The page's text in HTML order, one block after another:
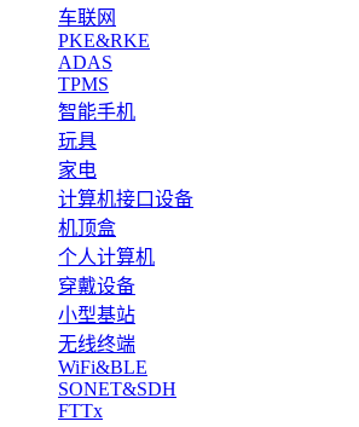
车联网
PKE&RKE
ADAS
TPMS
智能手机
玩具
家电
计算机接口设备
机顶盒
个人计算机
穿戴设备
小型基站
无线终端
WiFi&BLE
SONET&SDH
FTTx